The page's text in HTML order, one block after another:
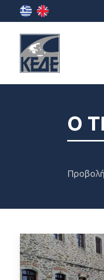
Ο